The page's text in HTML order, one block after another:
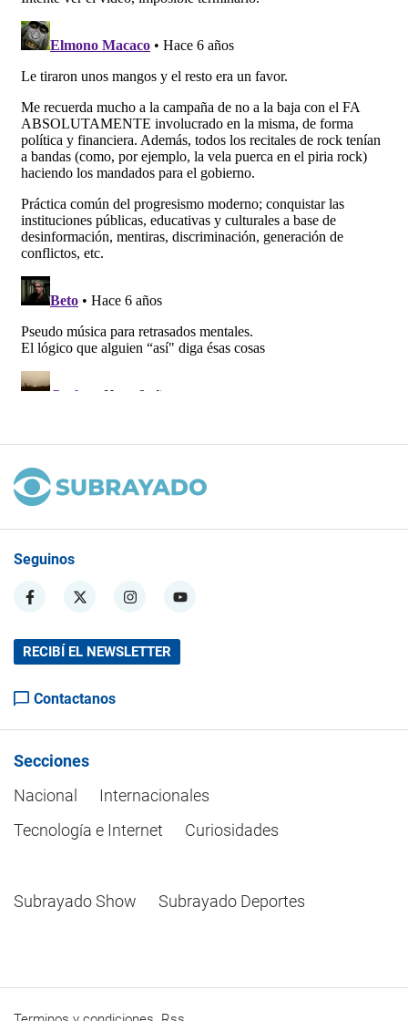
Seguinos
RECIBÍ EL NEWSLETTER
Contactanos
Secciones
Nacional
Internacionales
Tecnología e Internet
Curiosidades
Subrayado Show Subrayado Deportes